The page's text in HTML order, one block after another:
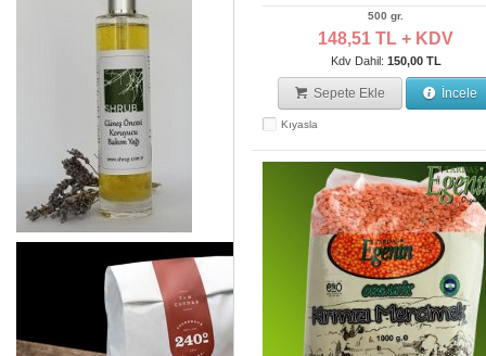
500 gr.
148,51 TL + KDV
Kdv Dahil: 150,00 TL
Sepete Ekle İncele
Kıyasla